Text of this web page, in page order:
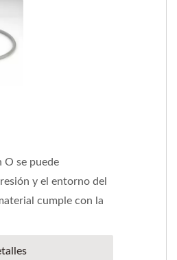
O se puede
y el entorno del
cumple con la